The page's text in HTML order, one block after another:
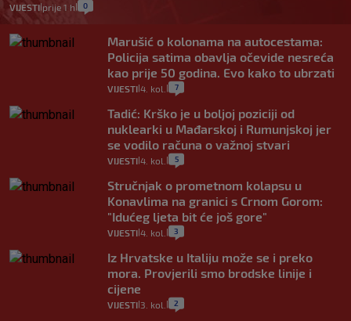
VIJESTI prije 1 h 0
Marušić o kolonama na autocestama:
Policija satima obavlja očevide nesreća
kao prije 50 godina. Evo kako to ubrzati
VIJESTI 4. kol. 7
Tadić: Krško je u boljoj poziciji od
nuklearki u Mađarskoj i Rumunjskoj jer
se vodilo računa o važnoj stvari
VIJESTI 4. kol. 5
Stručnjak o prometnom kolapsu u
Konavlima na granici s Crnom Gorom:
"Idućeg ljeta bit će još gore"
VIJESTI 4. kol. 3
Iz Hrvatske u Italiju može se i preko
mora. Provjerili smo brodske linije i
cijene
VIJESTI 3. kol. 2